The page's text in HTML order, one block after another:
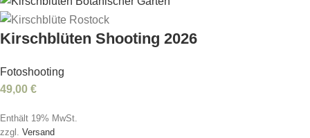
Kirschblüten Shooting 2026
Fotoshooting
49,00 €
Enthält 19% MwSt.
zzgl. Versand